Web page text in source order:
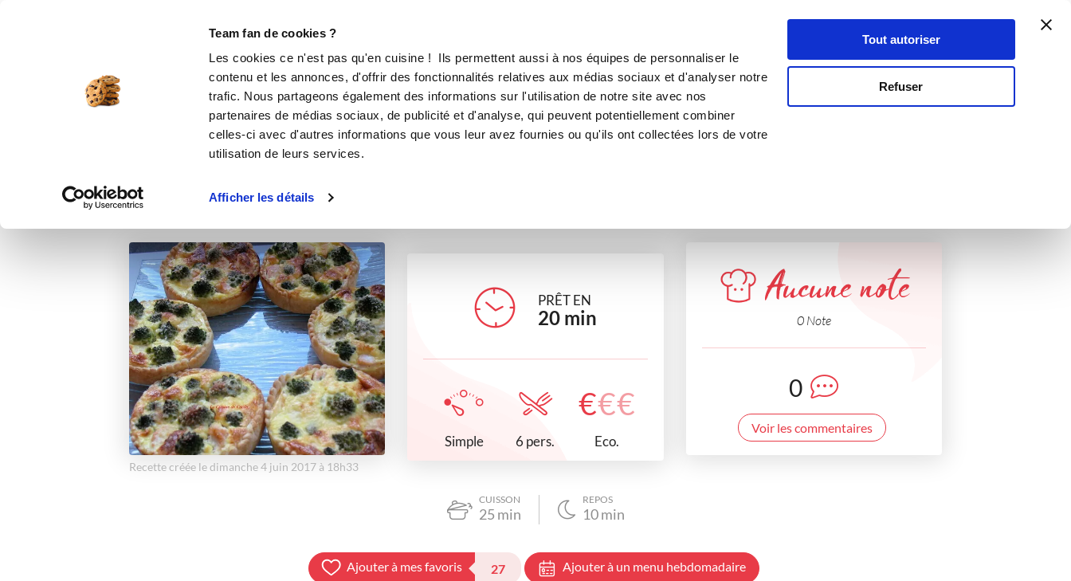
Team fan de cookies ?
Les cookies ce n'est pas qu'en cuisine ! Ils permettent aussi à nos équipes de personnaliser le
contenu et les annonces, d'offrir des fonctionnalités relatives aux médias sociaux et d'analyser notre
trafic. Nous partageons également des informations sur l'utilisation de notre site avec nos
partenaires de médias sociaux, de publicité et d'analyse, qui peuvent potentiellement combiner
celles-ci avec d'autres informations que vous leur avez fournies ou qu'ils ont collectées lors de votre
utilisation de leurs services.
Afficher les détails
Tout autoriser
Refuser
Se connecter
QUICHE AU CHOU ROMANESCO ET SAUMON
plats
Recette créée le dimanche 4 juin 2017 à 18h33
PRÊT EN
20 min
Simple 6 pers.
€€€
Eco.
Aucune note
0 Note
0
Voir les commentaires
CUISSON
25 min
REPOS
10min
Ajouter à mes favoris 27 Ajouter à un menu hebdomadaire